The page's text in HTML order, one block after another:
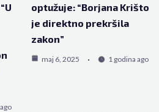
optužuje: “Borjana Krišto
je direktno prekršila
zakon”
maj 6, 2025 1 godina ago